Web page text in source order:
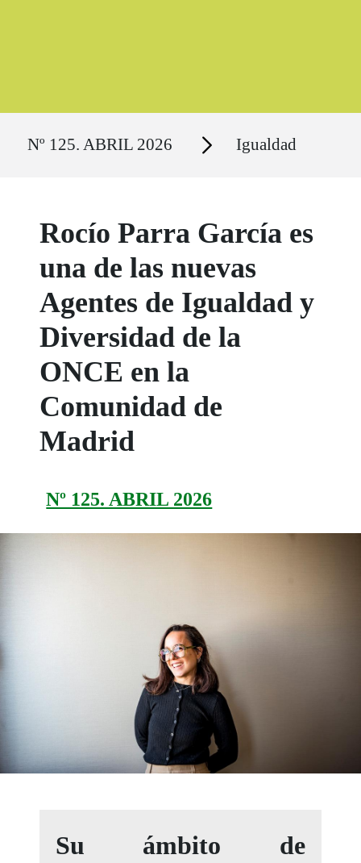
Nº 125. ABRIL 2026 Secciones Igualdad
Rocío Parra García es
una de las nuevas
Agentes de Igualdad y
Diversidad de la
ONCE en la
Comunidad de
Madrid
Nº 125. ABRIL 2026
Su ámbito de